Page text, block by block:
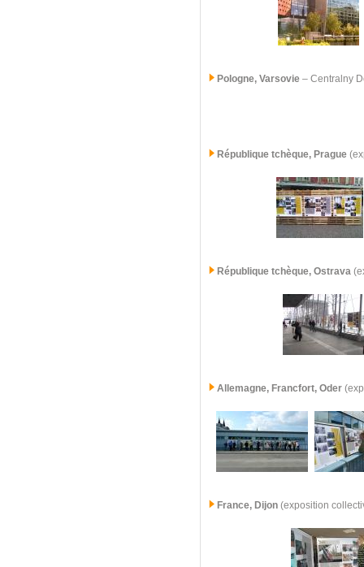
Pologne, Varsovie – Centralny
République tchèque, Prague
République tchèque, Ostrava
Allemagne, Francfort, Oder
France, Dijon (exposition